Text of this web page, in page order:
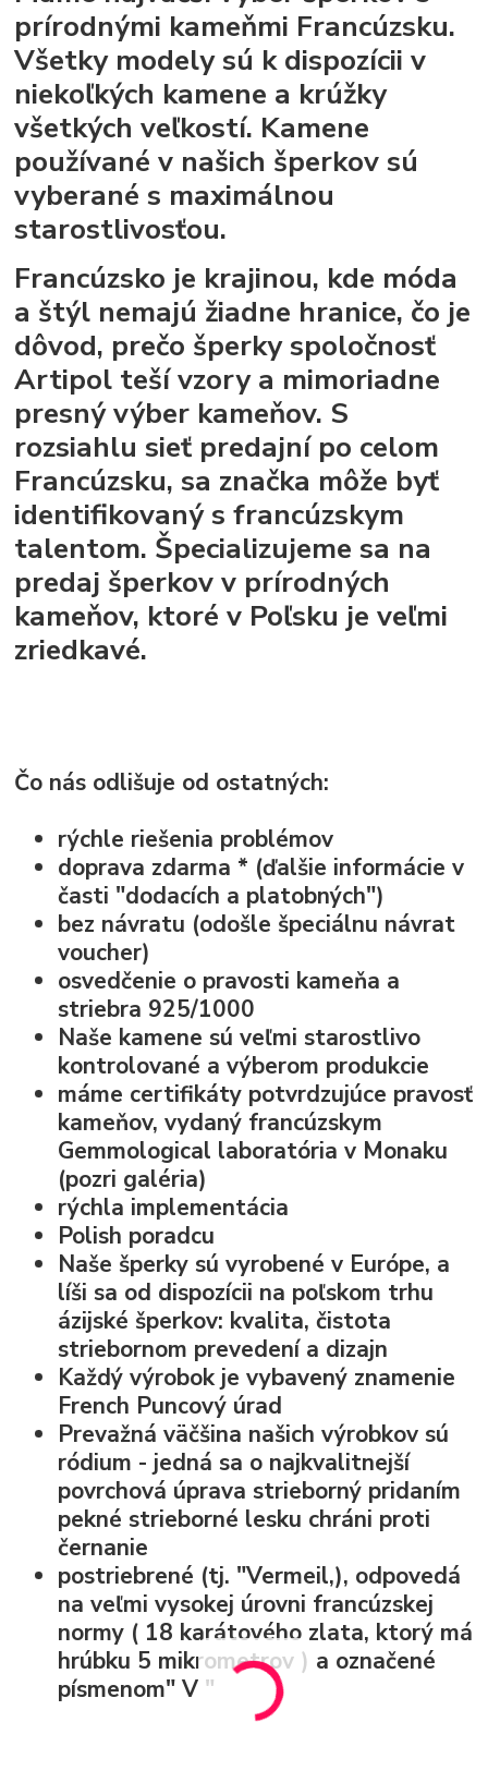
prírodnými kameňmi Francúzsku.
Všetky modely sú k dispozícii v
niekoľkých kamene a krúžky
všetkých veľkostí. Kamene
používané v našich šperkov sú
vyberané s maximálnou
starostlivosťou.
Francúzsko je krajinou, kde móda
a štýl nemajú žiadne hranice, čo je
dôvod, prečo šperky spoločnosť
Artipol teší vzory a mimoriadne
presný výber kameňov. S
rozsiahlu sieť predajní po celom
Francúzsku, sa značka môže byť
identifikovaný s francúzskym
talentom. Špecializujeme sa na
predaj šperkov v prírodných
kameňov, ktoré v Poľsku je veľmi
zriedkavé.
Čo nás odlišuje od ostatných:
rýchle riešenia problémov
doprava zdarma * (ďalšie informácie v
časti "dodacích a platobných")
bez návratu (odošle špeciálnu návrat
voucher)
osvedčenie o pravosti kameňa a
striebra 925/1000
Naše kamene sú veľmi starostlivo
kontrolované a výberom produkcie
máme certifikáty potvrdzujúce pravosť
kameňov, vydaný francúzskym
Gemmological laboratória v Monaku
(pozri galéria)
rýchla implementácia
Polish poradcu
Naše šperky sú vyrobené v Európe, a
líši sa od dispozícii na poľskom trhu
ázijské šperkov: kvalita, čistota
striebornom prevedení a dizajn
Každý výrobok je vybavený znamenie
French Puncový úrad
Prevažná väčšina našich výrobkov sú
ródium - jedná sa o najkvalitnejší
povrchová úprava strieborný pridaním
pekné strieborné lesku chráni proti
černanie
postriebrené (tj. "Vermeil,), odpovedá
na veľmi vysokej úrovni francúzskej
normy ( 18 karátového zlata, ktorý má
hrúbku 5 mikrometrov ) a označené
písmenom" V "